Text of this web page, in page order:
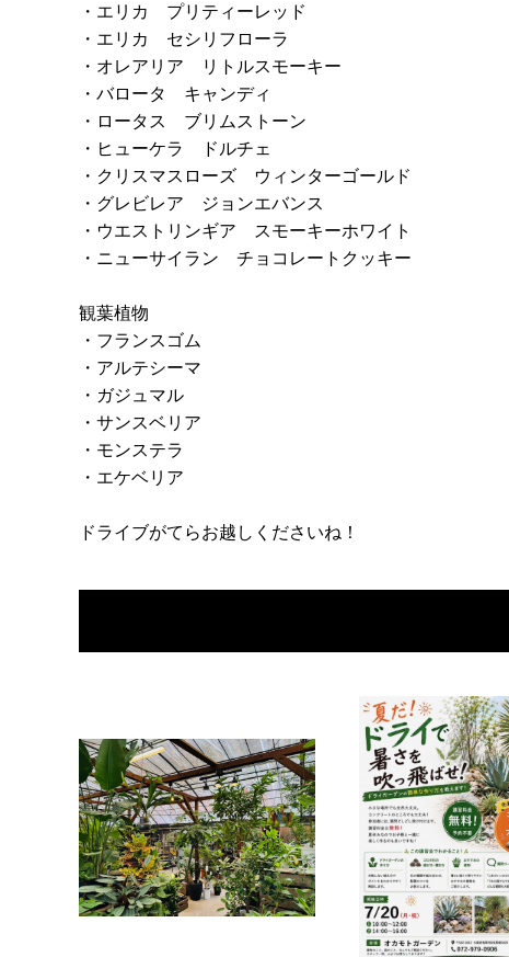
・エリカ プリティーレッド
・エリカ セシリフローラ
・オレアリア リトルスモーキー
・バロータ キャンディ
・ロータス ブリムストーン
・ヒューケラ ドルチェ
・クリスマスローズ ウィンターゴールド
・グレビレア ジョンエバンス
・ウエストリンギア スモーキーホワイト
・ニューサイラン チョコレートクッキー
観葉植物
・フランスゴム
・アルテシーマ
・ガジュマル
・サンスベリア
・モンステラ
・エケベリア
ドライブがてらお越しくださいね！